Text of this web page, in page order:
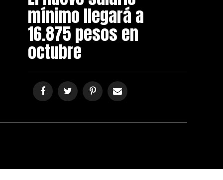
mínimo llegará a
16.875 pesos en
octubre